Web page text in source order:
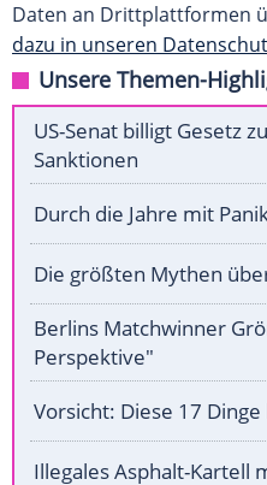
Daten an Drittplattformen
dazu in unseren
Unsere Themen-
US-Senat billigt Gesetz
Sanktionen
Durch die Jahre mit
Die größten Mythen
Berlins Matchwinner
Perspektive"
Vorsicht: Diese 17 Dinge
Illegales Asphalt-Kartell